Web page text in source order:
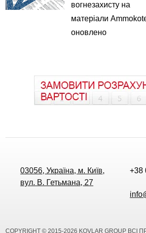
вогнезахисту на
матеріали
оновлено
03056, Україна, м. Київ,
вул. В. Гетьмана, 27
+38
COPYRIGHT © 2015-2026 KOVLAR GROUP